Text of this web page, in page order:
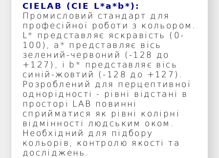
CIELAB (CIE L*a*b*):
Промисловий стандарт для
професійної роботи з кольором.
L* представляє яскравість (0-
100), a* представляє вісь
зелений-червоний (-128 до
+127), і b* представляє вісь
синій-жовтий (-128 до +127).
Розроблений для перцептивної
однорідності - рівні відстані в
просторі LAB повинні
сприйматися як рівні колірні
відмінності людським оком.
Необхідний для підбору
кольорів, контролю якості та
досліджень.